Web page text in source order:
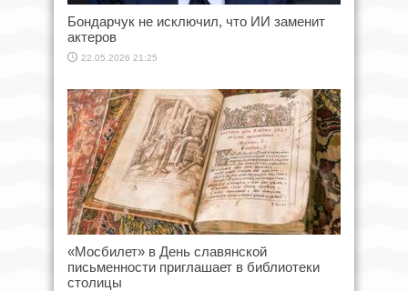
Бондарчук не исключил, что ИИ заменит
актеров
22.05.2026 21:25
«Мосбилет» в День славянской
письменности приглашает в библиотеки
столицы